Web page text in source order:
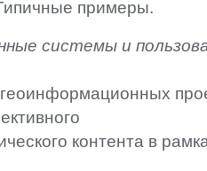
примеры.
системы и
контента в